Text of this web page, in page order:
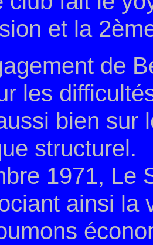
et la
de
les
bien sur
structurel.
1971, Le
ainsi la